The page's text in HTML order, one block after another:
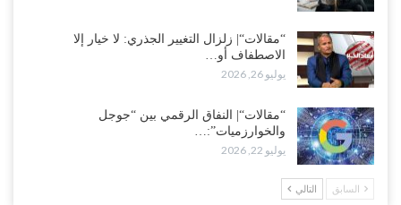
“مقالات“| زلزال التغيير الجذري: لا خيار إلا
الاصطفاف أو…
يوليو 26, 2026
“مقالات“| النفاق الرقمي بين “جوجل
والخوارزميات”:…
يوليو 22, 2026
السابق التالي